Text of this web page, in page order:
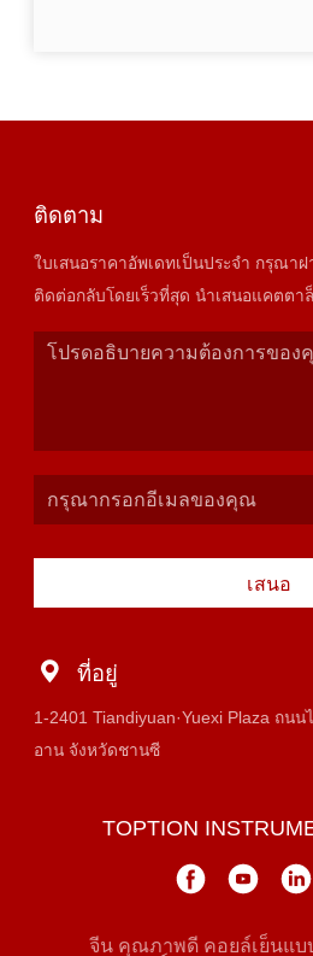
ติดตาม
ใบเสนอราคาอัพเดทเป็นประจำ กรุณาฝ
ติดต่อกลับโดยเร็วที่สุด นำเสน
เสนอ
ที่อยู่
1-2401 Tiandiyuan·Yuexi Plaza ถน
อาน จังหวัดชานซี
TOPTION
จีน คุณภาพดี คอยล์เย็นแบ